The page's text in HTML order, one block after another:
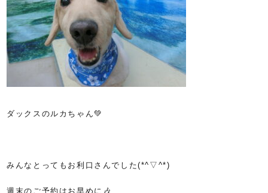
ダックスのルカちゃん💚
みんなとってもお利口さんでした(*^▽^*)
週末のご予約はお早めに🎶